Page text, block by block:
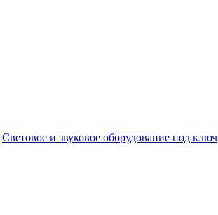
Световое и звуковое оборудование под ключ